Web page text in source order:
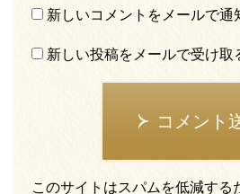
新しいコメントをメールで通
新しい投稿をメールで受け取
コメント
このサイトはスパムを低減する